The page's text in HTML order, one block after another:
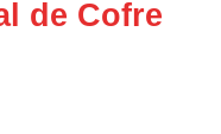
de Cofre